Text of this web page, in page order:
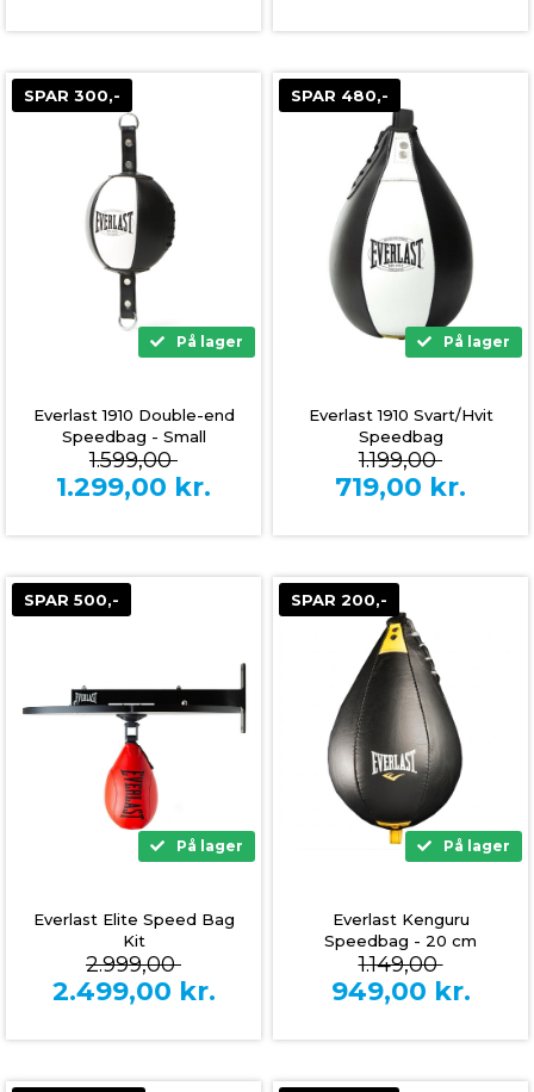
SPAR 300,-
På lager
Everlast 1910 Double-end
Speedbag - Small
1.599,00
1.299,00 kr.
SPAR 480,-
På lager
Everlast 1910 Svart/Hvit
Speedbag
1.199,00
719,00 kr.
SPAR 500,-
På lager
Everlast Elite Speed Bag
Kit
2.999,00
2.499,00 kr.
SPAR 200,-
På lager
Everlast Kenguru
Speedbag - 20 cm
1.149,00
949,00 kr.